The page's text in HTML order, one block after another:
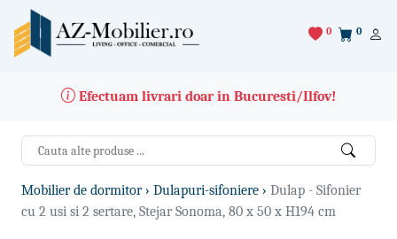
0
0
Efectuam livrari doar in Bucuresti/Ilfov!
Mobilier de dormitor › Dulapuri-sifoniere › Dulap - Sifonier
cu 2 usi si 2 sertare, Stejar Sonoma, 80 x 50 x H194 cm